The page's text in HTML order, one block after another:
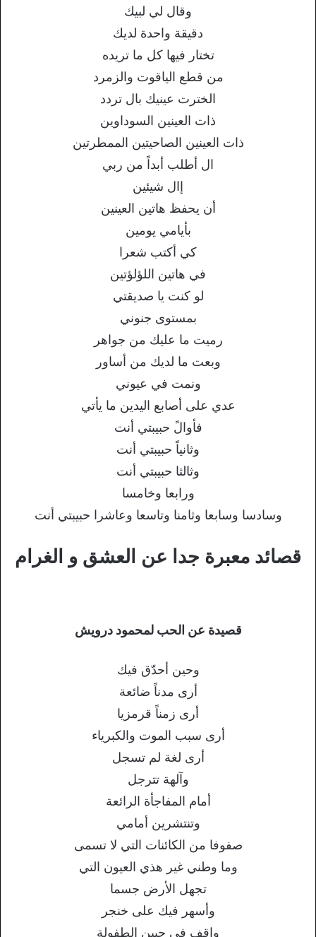
وقال لي لبيك
دقيقة واحدة لديك
تختار فيها كل ما تريده
من قطع الياقوت والزمرد
الخترت عينيك بال تردد
ذات العينين السوداوين
ذات العينين الصاحيتين الممطرتين
ال أطلب أبداً من ربي
إال شيئين
أن يحفظ هاتين العينين
بأيامي يومين
كي أكتب شعرا
في هاتين اللؤلؤتين
لو كنت يا صديقتي
بمستوى جنوني
رميت ما عليك من جواهر
وبعت ما لديك من أساور
ونمت في عيوني
عدي على أصابع اليدين ما يأتي
فأوالً حبيبتي أنت
وثانياً حبيبتي أنت
وثالثا حبيبتي أنت
ورابعا وخامسا
وسادسا وسابعا وثامنا وتاسعا وعاشرا حبيبتي أنت
قصائد معبرة جدا عن العشق و الغرام
قصيدة عن الحب لمحمود درويش
وحين أحدّق فيك
أرى مدناً ضائعة
أرى زمناً قرمزيا
أرى سبب الموت والكبرياء
أرى لغة لم تسجل
وآلهة تترجل
أمام المفاجأة الرائعة
وتنتشرين أمامي
صفوفا من الكائنات التي لا تسمى
وما وطني غير هذي العيون التي
تجهل الأرض جسما
وأسهر فيك على خنجر
واقف في جبين الطفولة